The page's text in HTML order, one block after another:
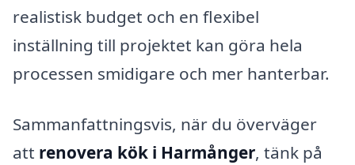
realistisk budget och en flexibel
inställning till projektet kan göra hela
processen smidigare och mer hanterbar.
Sammanfattningsvis, när du överväger
att renovera kök i Harmånger, tänk på